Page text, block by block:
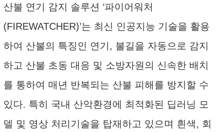
산불 연기 감지 솔루션 ‘파이어워처
(FIREWATCHER)’는 최신 인공지능 기술을 활용
하여 산불의 특징인 연기, 불길을 자동으로 감지
하고 산불 초동 대응 및 소방자원의 신속한 배치
를 통하여 매년 반복되는 산불 피해를 방지할 수
있다. 특히 국내 산악환경에 최적화된 딥러닝 모
델 및 영상 처리기술을 탑재하고 있으며 흰색, 회